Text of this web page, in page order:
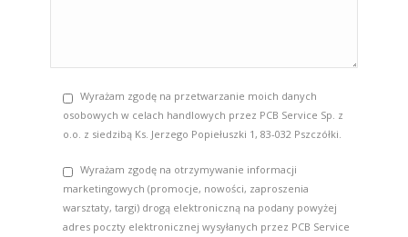
Wyrażam zgodę na przetwarzanie moich danych
osobowych w celach handlowych przez PCB Service Sp. z
o.o. z siedzibą Ks. Jerzego Popiełuszki 1, 83-032 Pszczółki.
Wyrażam zgodę na otrzymywanie informacji
marketingowych (promocje, nowości, zaproszenia
warsztaty, targi) drogą elektroniczną na podany powyżej
adres poczty elektronicznej wysyłanych przez PCB Service